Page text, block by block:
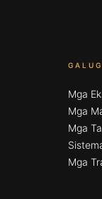
Mga
Mga
Mga
Mga